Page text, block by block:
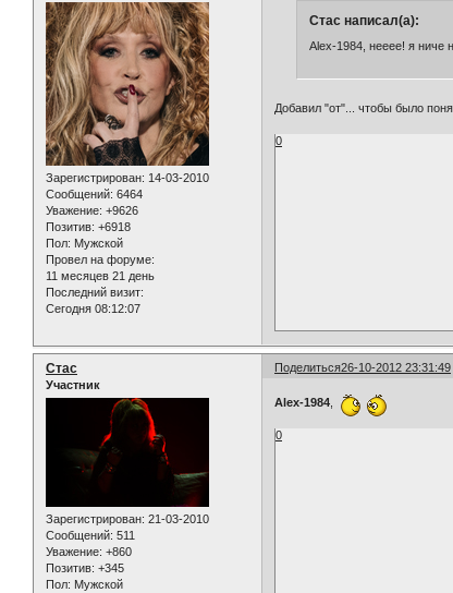
Зарегистрирован: 14-03-2010
Сообщений: 6464
Уважение: +9626
Позитив: +6918
Пол: Мужской
Провел на форуме:
11 месяцев 21 день
Последний визит:
Сегодня 08:12:07
Стас написал(а):
Alex-1984, нееее! я
Добавил "от"... чтобы было
0
Поделиться26-10-2012 23:31:49
Стас
Участник
Зарегистрирован: 21-03-2010
Сообщений: 511
Уважение: +860
Позитив: +345
Пол: Мужской
Alex-1984,
0